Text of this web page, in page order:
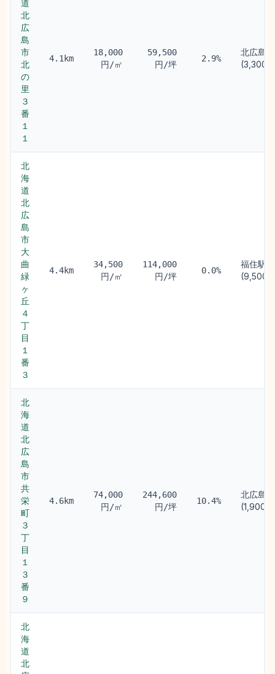
道
北
広
島
市
北
の
里
３
番
１
１
4.1km
18,000
円/㎡
59,500
円/坪
2.9%
北広島駅
北
海
道
北
広
島
市
大
曲
緑
ヶ
丘
４
丁
目
１
番
３
4.4km
34,500
円/㎡
114,000
円/坪
0.0%
福住駅
北
海
道
北
広
島
市
共
栄
町
３
丁
目
１
３
番
９
4.6km
74,000
円/㎡
244,600
円/坪
10.4%
北広島駅
北
海
道
北